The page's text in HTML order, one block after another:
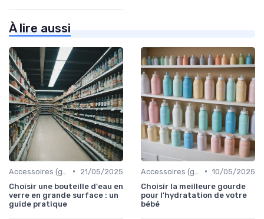
À lire aussi
•
21/05/2025
Choisir une bouteille d'eau en
verre en grande surface : un
guide pratique
• 10/05/2025
Choisir la meilleure gourde
pour l'hydratation de votre
bébé